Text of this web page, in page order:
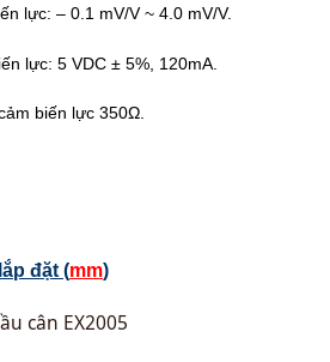
lực: – 0.1 mV/V ~ 4.0 mV/V.
lực: 5 VDC ± 5%, 120mA.
biến lực 350Ω.
đặt (mm)